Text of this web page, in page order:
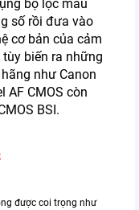
bộ lọc màu
số rồi đưa vào
cơ bản của cảm
tùy biến ra những
như Canon
AF CMOS còn
BSI.
được coi trọng như